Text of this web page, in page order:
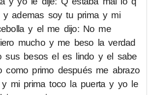
y ademas soy tu prima y mi
y el me dijo: No me
mucho y me beso la verdad
sus besos el es lindo y el sabe
primo después me abrazo
mi prima toco la puerta y yo le